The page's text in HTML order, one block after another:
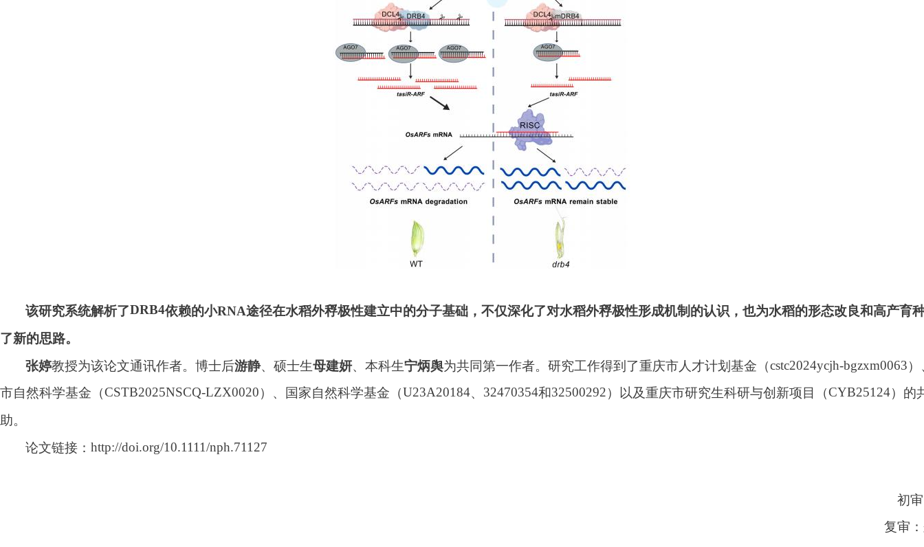
该研究系统解析了DRB4依赖的小RNA途径在水稻外稃极性建立中的分子基础，不仅深化了对水稻外稃极性形成机制的认识，也为水稻的形态改良和高产育
了新的思路。
张婷教授为该论文通讯作者。博士后游静、硕士生母建妍、本科生宁炳舆为共同第一作者。研究工作得到了重庆市人才计划基金 （cstc2024ycjh-bgzxm0063）
市自然科学基金 （CSTB2025NSCQ-LZX0020） 、国家自然科学基金 （U23A20184、 32470354和32500292） 以及重庆市研究生科研与创新项目 （CYB25124） 的
助。
论文链接： http://doi.org/10.1111/nph.71127
初
复审：